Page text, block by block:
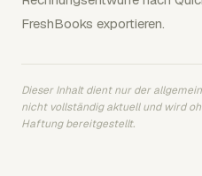
FreshBooks exportieren.
Dieser Inhalt dient nur der
nicht vollständig aktuell und wird
Haftung bereitgestellt.